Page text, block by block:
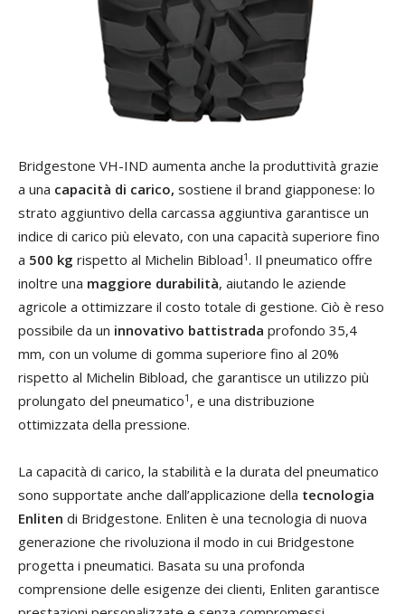
Bridgestone VH-IND aumenta anche la produttività grazie
a una capacità di carico, sostiene il brand giapponese: lo
strato aggiuntivo della carcassa aggiuntiva garantisce un
indice di carico più elevato, con una capacità superiore fino
a 500 kg rispetto al Michelin Bibload1. Il pneumatico offre
inoltre una maggiore durabilità, aiutando le aziende
agricole a ottimizzare il costo totale di gestione. Ciò è reso
possibile da un innovativo battistrada profondo 35,4
mm, con un volume di gomma superiore fino al 20%
rispetto al Michelin Bibload, che garantisce un utilizzo più
prolungato del pneumatico1 , e una distribuzione
ottimizzata della pressione.
La capacità di carico, la stabilità e la durata del pneumatico
sono supportate anche dall’applicazione della tecnologia
Enliten di Bridgestone. Enliten è una tecnologia di nuova
generazione che rivoluziona il modo in cui Bridgestone
progetta i pneumatici. Basata su una profonda
comprensione delle esigenze dei clienti, Enliten garantisce